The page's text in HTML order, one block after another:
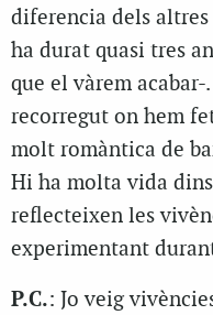
diferencia dels altres
ha durat quasi tres
que el vàrem
recorregut on hem
molt romàntica de
Hi ha molta vida dins
reflecteixen les
experimentant
P.C.: Jo veig